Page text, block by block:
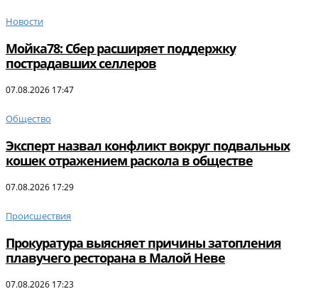
Новости
Мойка78: Сбер расширяет поддержку
пострадавших селлеров
07.08.2026 17:47
Общество
Эксперт назвал конфликт вокруг подвальных
кошек отражением раскола в обществе
07.08.2026 17:29
Происшествия
Прокуратура выясняет причины затопления
плавучего ресторана в Малой Неве
07.08.2026 17:23